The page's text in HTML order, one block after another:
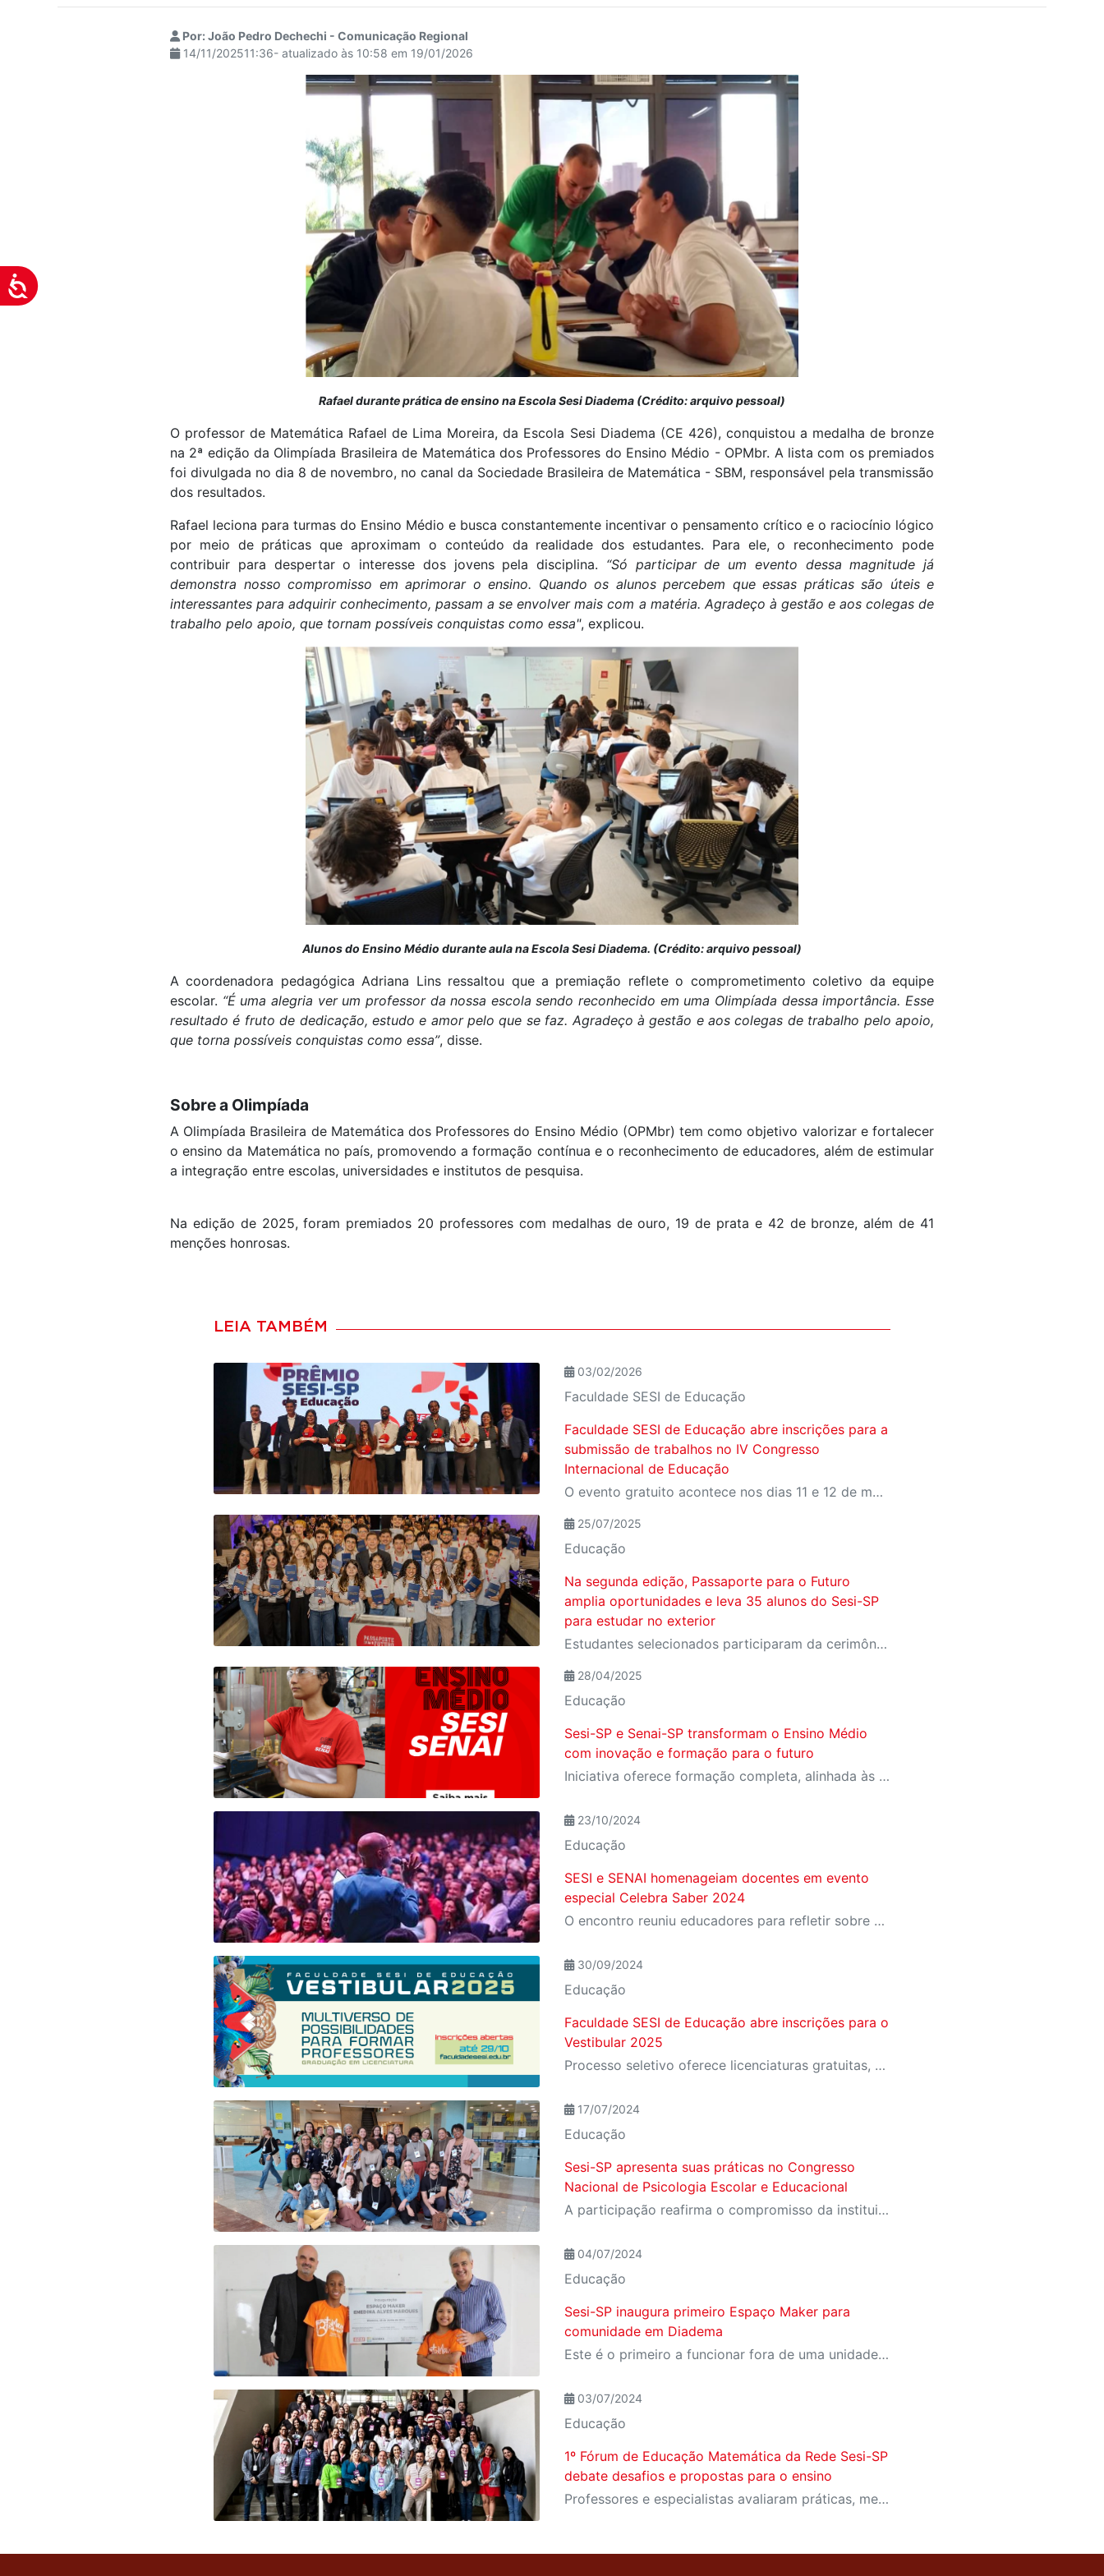
menu
de
Acessibilidade
Por: João Pedro Dechechi - Comunicação Regional
14/11/202511:36- atualizado às 10:58 em 19/01/2026
Rafael durante prática de ensino na Escola Sesi Diadema (Crédito: arquivo pessoal)
O professor de Matemática Rafael de Lima Moreira, da Escola Sesi Diadema (CE 426), conquistou a medalha de bronze
na 2ª edição da Olimpíada Brasileira de Matemática dos Professores do Ensino Médio - OPMbr. A lista com os premiados
foi divulgada no dia 8 de novembro, no canal da Sociedade Brasileira de Matemática - SBM, responsável pela transmissão
dos resultados.
Rafael leciona para turmas do Ensino Médio e busca constantemente incentivar o pensamento crítico e o raciocínio lógico
por meio de práticas que aproximam o conteúdo da realidade dos estudantes. Para ele, o reconhecimento pode
contribuir para despertar o interesse dos jovens pela disciplina. “Só participar de um evento dessa magnitude já
demonstra nosso compromisso em aprimorar o ensino. Quando os alunos percebem que essas práticas são úteis e
interessantes para adquirir conhecimento, passam a se envolver mais com a matéria. Agradeço à gestão e aos colegas de
trabalho pelo apoio, que tornam possíveis conquistas como essa", explicou.
Alunos do Ensino Médio durante aula na Escola Sesi Diadema. (Crédito: arquivo pessoal)
A coordenadora pedagógica Adriana Lins ressaltou que a premiação reflete o comprometimento coletivo da equipe
escolar. “É uma alegria ver um professor da nossa escola sendo reconhecido em uma Olimpíada dessa importância. Esse
resultado é fruto de dedicação, estudo e amor pelo que se faz. Agradeço à gestão e aos colegas de trabalho pelo apoio,
que torna possíveis conquistas como essa”, disse.
Sobre a Olimpíada
A Olimpíada Brasileira de Matemática dos Professores do Ensino Médio (OPMbr) tem como objetivo valorizar e fortalecer
o ensino da Matemática no país, promovendo a formação contínua e o reconhecimento de educadores, além de estimular
a integração entre escolas, universidades e institutos de pesquisa.
Na edição de 2025, foram premiados 20 professores com medalhas de ouro, 19 de prata e 42 de bronze, além de 41
menções honrosas.
LEIA TAMBÉM
03/02/2026
Faculdade SESI de Educação
Faculdade SESI de Educação abre inscrições para a
submissão de trabalhos no IV Congresso
Internacional de Educação
O evento gratuito acontece nos dias 11 e 12 de maio e reunirá especialistas em torno do tema “Educação que Transforma”. As vagas para participação presencial são limitadas, e a submissão de trabalhos pode ser feita até 31 de março
25/07/2025
Educação
Na segunda edição, Passaporte para o Futuro
amplia oportunidades e leva 35 alunos do Sesi-SP
para estudar no exterior
Estudantes selecionados participaram da cerimônia oficial de entrega do passaporte, realizada no Espaço Nobre da Fiesp, em São Paulo
28/04/2025
Educação
Sesi-SP e Senai-SP transformam o Ensino Médio
com inovação e formação para o futuro
Iniciativa oferece formação completa, alinhada às profissões do futuro e aos desafios da nova indústria.
23/10/2024
Educação
SESI e SENAI homenageiam docentes em evento
especial Celebra Saber 2024
O encontro reuniu educadores para refletir sobre os desafios e as transformações da educação em tempos de inovação tecnológica
30/09/2024
Educação
Faculdade SESI de Educação abre inscrições para o
Vestibular 2025
Processo seletivo oferece licenciaturas gratuitas, novo curso de Educação Física e Bolsa Permanência
17/07/2024
Educação
Sesi-SP apresenta suas práticas no Congresso
Nacional de Psicologia Escolar e Educacional
A participação reafirma o compromisso da instituição com a área como uma ferramenta essencial para a transformação social
04/07/2024
Educação
Sesi-SP inaugura primeiro Espaço Maker para
comunidade em Diadema
Este é o primeiro a funcionar fora de uma unidade escolar do Sesi na região do Grande ABC
03/07/2024
Educação
1º Fórum de Educação Matemática da Rede Sesi-SP
debate desafios e propostas para o ensino
Professores e especialistas avaliaram práticas, metodologias e pesquisas atuais no ensino e aprendizagem da disciplina